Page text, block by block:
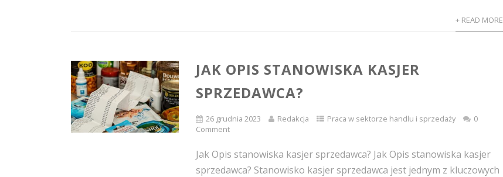
+ READ MORE
JAK OPIS STANOWISKA KASJER
SPRZEDAWCA?
26 grudnia 2023 Redakcja Praca w sektorze handlu i sprzedaży
0
Comment
Jak Opis stanowiska kasjer sprzedawca? Jak Opis stanowiska kasjer
sprzedawca? Stanowisko kasjer sprzedawca jest jednym z kluczowych